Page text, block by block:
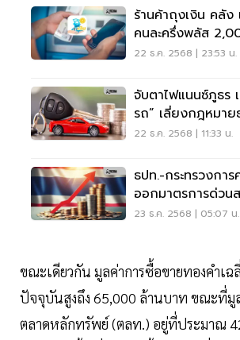
ร้านค้าถุงเงิน คลัง
คนละครึ่งพลัส
22 ธ.ค. 2568 | 23:53 น.
จับตาไฟแนนซ์ภูธร เ
รถ” เลี่ยงกฎหมาย
22 ธ.ค. 2568 | 11:33 น.
ธปท.-กระทรวงกา
ออกมาตรการด่วน
ค่า
23 ธ.ค. 2568 | 05:07 น.
ขณะเดียวกัน มูลค่าการซื้อขายทองคำเฉ
ปัจจุบันสูงถึง 65,000 ล้านบาท ขณะที่มู
ตลาดหลักทรัพย์ (ตลท.) อยู่ที่ประมาณ